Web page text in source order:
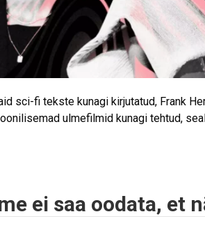
sci-fi tekste kunagi kirjutatud, Frank
ulmefilmid kunagi tehtud,
ei saa oodata, et